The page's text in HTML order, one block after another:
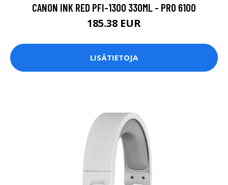
CANON INK RED PFI-1300 330ML - PRO 6100
185.38 EUR
LISÄTIETOJA